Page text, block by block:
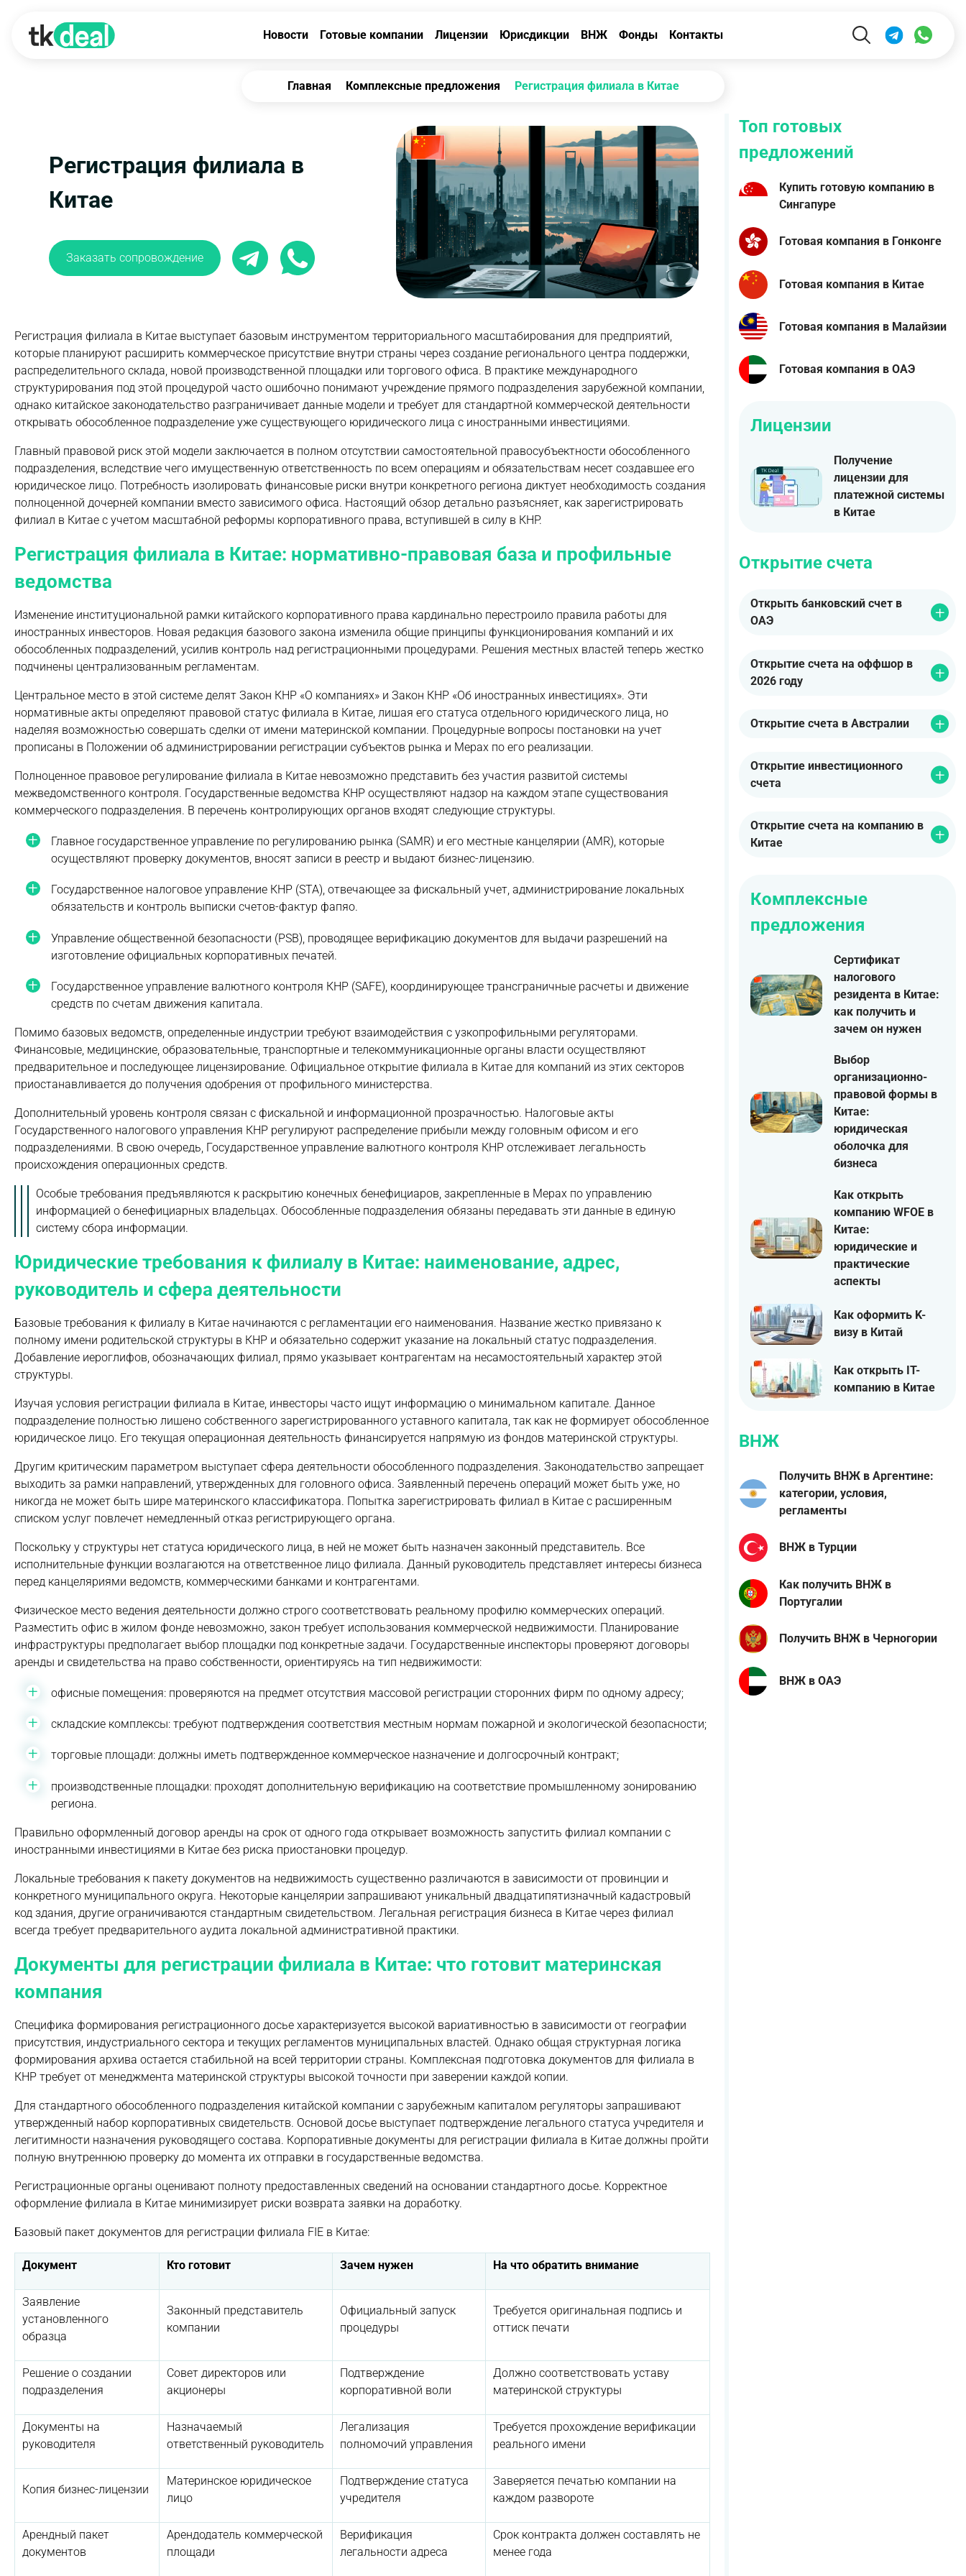
Новости Готовые компании Лицензии Юрисдикции ВНЖ Фонды Контакты
Главная Комплексные предложения Регистрация филиала в Китае
Регистрация филиала в
Китае
Заказать сопровождение
Регистрация филиала в Китае выступает базовым инструментом территориального масштабирования для предприятий,
которые планируют расширить коммерческое присутствие внутри страны через создание регионального центра поддержки,
распределительного склада, новой производственной площадки или торгового офиса. В практике международного
структурирования под этой процедурой часто ошибочно понимают учреждение прямого подразделения зарубежной компании,
однако китайское законодательство разграничивает данные модели и требует для стандартной коммерческой деятельности
открывать обособленное подразделение уже существующего юридического лица с иностранными инвестициями.
Главный правовой риск этой модели заключается в полном отсутствии самостоятельной правосубъектности обособленного
подразделения, вследствие чего имущественную ответственность по всем операциям и обязательствам несет создавшее его
юридическое лицо. Потребность изолировать финансовые риски внутри конкретного региона диктует необходимость создания
полноценной дочерней компании вместо зависимого офиса. Настоящий обзор детально разъясняет, как зарегистрировать
филиал в Китае с учетом масштабной реформы корпоративного права, вступившей в силу в КНР.
Регистрация филиала в Китае: нормативно-правовая база и профильные
ведомства
Изменение институциональной рамки китайского корпоративного права кардинально перестроило правила работы для
иностранных инвесторов. Новая редакция базового закона изменила общие принципы функционирования компаний и их
обособленных подразделений, усилив контроль над регистрационными процедурами. Решения местных властей теперь жестко
подчинены централизованным регламентам.
Центральное место в этой системе делят Закон КНР «О компаниях» и Закон КНР «Об иностранных инвестициях». Эти
нормативные акты определяют правовой статус филиала в Китае, лишая его статуса отдельного юридического лица, но
наделяя возможностью совершать сделки от имени материнской компании. Процедурные вопросы постановки на учет
прописаны в Положении об администрировании регистрации субъектов рынка и Мерах по его реализации.
Полноценное правовое регулирование филиала в Китае невозможно представить без участия развитой системы
межведомственного контроля. Государственные ведомства КНР осуществляют надзор на каждом этапе существования
коммерческого подразделения. В перечень контролирующих органов входят следующие структуры.
Главное государственное управление по регулированию рынка (SAMR) и его местные канцелярии (AMR), которые
осуществляют проверку документов, вносят записи в реестр и выдают бизнес-лицензию.
Государственное налоговое управление КНР (STA), отвечающее за фискальный учет, администрирование локальных
обязательств и контроль выписки счетов-фактур фапяо.
Управление общественной безопасности (PSB), проводящее верификацию документов для выдачи разрешений на
изготовление официальных корпоративных печатей.
Государственное управление валютного контроля КНР (SAFE), координирующее трансграничные расчеты и движение
средств по счетам движения капитала.
Помимо базовых ведомств, определенные индустрии требуют взаимодействия с узкопрофильными регуляторами.
Финансовые, медицинские, образовательные, транспортные и телекоммуникационные органы власти осуществляют
предварительное и последующее лицензирование. Официальное открытие филиала в Китае для компаний из этих секторов
приостанавливается до получения одобрения от профильного министерства.
Дополнительный уровень контроля связан с фискальной и информационной прозрачностью. Налоговые акты
Государственного налогового управления КНР регулируют распределение прибыли между головным офисом и его
подразделениями. В свою очередь, Государственное управление валютного контроля КНР отслеживает легальность
происхождения операционных средств.
Особые требования предъявляются к раскрытию конечных бенефициаров, закрепленные в Мерах по управлению
информацией о бенефициарных владельцах. Обособленные подразделения обязаны передавать эти данные в единую
систему сбора информации.
Юридические требования к филиалу в Китае: наименование, адрес,
руководитель и сфера деятельности
Базовые требования к филиалу в Китае начинаются с регламентации его наименования. Название жестко привязано к
полному имени родительской структуры в КНР и обязательно содержит указание на локальный статус подразделения.
Добавление иероглифов, обозначающих филиал, прямо указывает контрагентам на несамостоятельный характер этой
структуры.
Изучая условия регистрации филиала в Китае, инвесторы часто ищут информацию о минимальном капитале. Данное
подразделение полностью лишено собственного зарегистрированного уставного капитала, так как не формирует обособленное
юридическое лицо. Его текущая операционная деятельность финансируется напрямую из фондов материнской структуры.
Другим критическим параметром выступает сфера деятельности обособленного подразделения. Законодательство запрещает
выходить за рамки направлений, утвержденных для головного офиса. Заявленный перечень операций может быть уже, но
никогда не может быть шире материнского классификатора. Попытка зарегистрировать филиал в Китае с расширенным
списком услуг повлечет немедленный отказ регистрирующего органа.
Поскольку у структуры нет статуса юридического лица, в ней не может быть назначен законный представитель. Все
исполнительные функции возлагаются на ответственное лицо филиала. Данный руководитель представляет интересы бизнеса
перед канцеляриями ведомств, коммерческими банками и контрагентами.
Физическое место ведения деятельности должно строго соответствовать реальному профилю коммерческих операций.
Разместить офис в жилом фонде невозможно, закон требует использования коммерческой недвижимости. Планирование
инфраструктуры предполагает выбор площадки под конкретные задачи. Государственные инспекторы проверяют договоры
аренды и свидетельства на право собственности, ориентируясь на тип недвижимости:
офисные помещения: проверяются на предмет отсутствия массовой регистрации сторонних фирм по одному адресу;
складские комплексы: требуют подтверждения соответствия местным нормам пожарной и экологической безопасности;
торговые площади: должны иметь подтвержденное коммерческое назначение и долгосрочный контракт;
производственные площадки: проходят дополнительную верификацию на соответствие промышленному зонированию
региона.
Правильно оформленный договор аренды на срок от одного года открывает возможность запустить филиал компании с
иностранными инвестициями в Китае без риска приостановки процедур.
Локальные требования к пакету документов на недвижимость существенно различаются в зависимости от провинции и
конкретного муниципального округа. Некоторые канцелярии запрашивают уникальный двадцатипятизначный кадастровый
код здания, другие ограничиваются стандартным свидетельством. Легальная регистрация бизнеса в Китае через филиал
всегда требует предварительного аудита локальной административной практики.
Документы для регистрации филиала в Китае: что готовит материнская
компания
Специфика формирования регистрационного досье характеризуется высокой вариативностью в зависимости от географии
присутствия, индустриального сектора и текущих регламентов муниципальных властей. Однако общая структурная логика
формирования архива остается стабильной на всей территории страны. Комплексная подготовка документов для филиала в
КНР требует от менеджмента материнской структуры высокой точности при заверении каждой копии.
Для стандартного обособленного подразделения китайской компании с зарубежным капиталом регуляторы запрашивают
утвержденный набор корпоративных свидетельств. Основой досье выступает подтверждение легального статуса учредителя и
легитимности назначения руководящего состава. Корпоративные документы для регистрации филиала в Китае должны пройти
полную внутреннюю проверку до момента их отправки в государственные ведомства.
Регистрационные органы оценивают полноту предоставленных сведений на основании стандартного досье. Корректное
оформление филиала в Китае минимизирует риски возврата заявки на доработку.
Базовый пакет документов для регистрации филиала FIE в Китае:
Документ Кто готовит Зачем нужен На что обратить внимание
Заявление
установленного
образца
Законный представитель
компании
Официальный запуск
процедуры
Требуется оригинальная подпись и
оттиск печати
Решение о создании
подразделения
Совет директоров или
акционеры
Подтверждение
корпоративной воли
Должно соответствовать уставу
материнской структуры
Документы на
руководителя
Назначаемый
ответственный руководитель
Легализация
полномочий управления
Требуется прохождение верификации
реального имени
Копия бизнес-лицензии
Материнское юридическое
лицо
Подтверждение статуса
учредителя
Заверяется печатью компании на
каждом развороте
Арендный пакет
документов
Арендодатель коммерческой
площади
Верификация
легальности адреса
Срок контракта должен составлять не
менее года
Топ готовых
предложений
Купить готовую компанию в
Сингапуре
Готовая компания в Гонконге
Готовая компания в Китае
Готовая компания в Малайзии
Готовая компания в ОАЭ
Лицензии
Получение
лицензии для
платежной системы
в Китае
Открытие счета
Открыть банковский счет в
ОАЭ
Открытие счета на оффшор в
2026 году
Открытие счета в Австралии
Открытие инвестиционного
счета
Открытие счета на компанию в
Китае
Комплексные
предложения
Сертификат
налогового
резидента в Китае:
как получить и
зачем он нужен
Выбор
организационно-
правовой формы в
Китае:
юридическая
оболочка для
бизнеса
Как открыть
компанию WFOE в
Китае:
юридические и
практические
аспекты
Как оформить K-
визу в Китай
Как открыть IT-
компанию в Китае
ВНЖ
Получить ВНЖ в Аргентине:
категории, условия,
регламенты
ВНЖ в Турции
Как получить ВНЖ в
Португалии
Получить ВНЖ в Черногории
ВНЖ в ОАЭ